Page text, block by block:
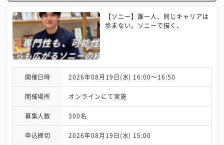
【ソニー】誰一人、同じキャリアは
歩まない。ソニーで描く、
開催日時 2026年08月19日(水) 16:00〜16:50
開催場所 オンラインにて実施
募集人数 300名
申込締切 2026年08月19日(水) 15:00